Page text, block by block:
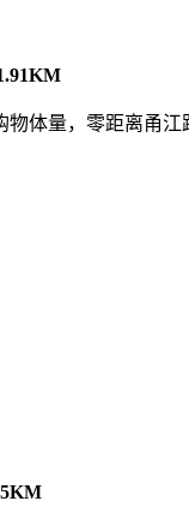
体量，零距离甬江